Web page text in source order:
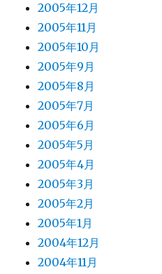
2005年12月
2005年11月
2005年10月
2005年9月
2005年8月
2005年7月
2005年6月
2005年5月
2005年4月
2005年3月
2005年2月
2005年1月
2004年12月
2004年11月